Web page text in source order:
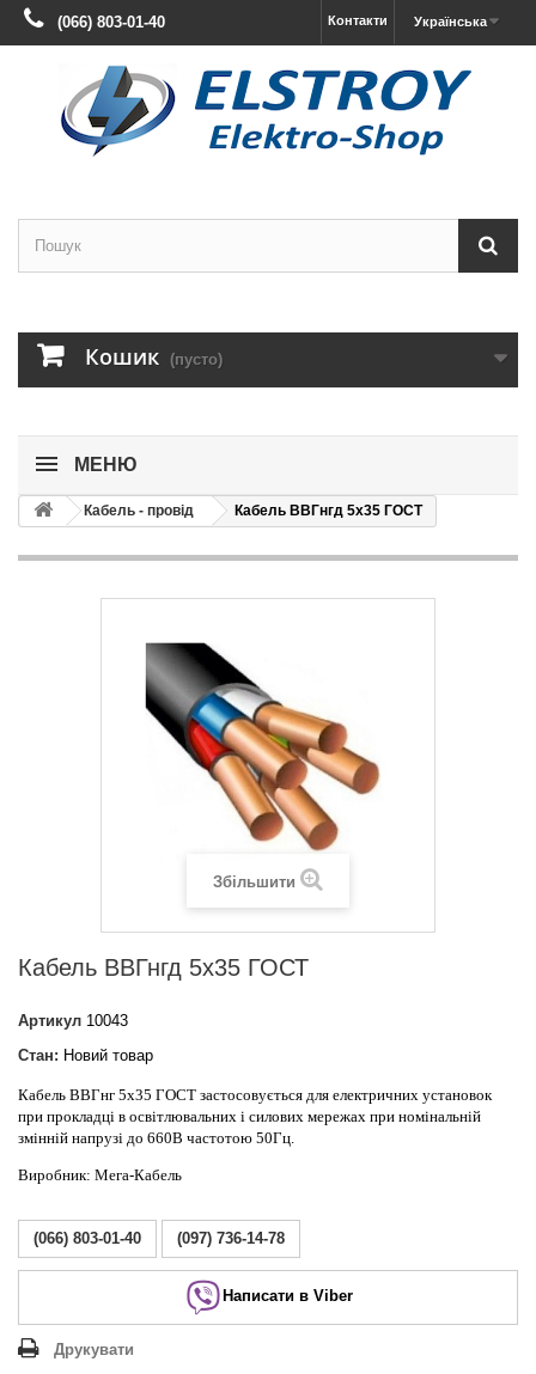
Українська
Контакти
(066) 803-01-40
Кошик (пусто)
МЕНЮ
Кабель - провід Кабель ВВГнгд 5х35 ГОСТ
Збільшити
Кабель ВВГнгд 5х35 ГОСТ
Артикул 10043
Стан: Новий товар
Кабель ВВГнг 5х35 ГОСТ застосовується для електричних установок
при прокладці в освітлювальних і силових мережах при номінальній
змінній напрузі до 660В частотою 50Гц.
Виробник: Мега-Кабель
(066) 803-01-40 (097) 736-14-78
Написати в Viber
Друкувати